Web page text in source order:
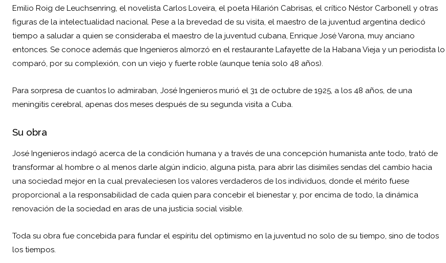
Emilio Roig de Leuchsenring, el novelista Carlos Loveira, el poeta Hilarión Cabrisas, el crítico Néstor Carbonell y otras
figuras de la intelectualidad nacional. Pese a la brevedad de su visita, el maestro de la juventud argentina dedicó
tiempo a saludar a quien se consideraba el maestro de la juventud cubana, Enrique José Varona, muy anciano
entonces. Se conoce además que Ingenieros almorzó en el restaurante Lafayette de la Habana Vieja y un periodista lo
comparó, por su complexión, con un viejo y fuerte roble (aunque tenía solo 48 años).
Para sorpresa de cuantos lo admiraban, José Ingenieros murió el 31 de octubre de 1925, a los 48 años, de una
meningitis cerebral, apenas dos meses después de su segunda visita a Cuba.
Su obra
José Ingenieros indagó acerca de la condición humana y a través de una concepción humanista ante todo, trató de
transformar al hombre o al menos darle algún indicio, alguna pista, para abrir las disímiles sendas del cambio hacia
una sociedad mejor en la cual prevaleciesen los valores verdaderos de los individuos, donde el mérito fuese
proporcional a la responsabilidad de cada quien para concebir el bienestar y, por encima de todo, la dinámica
renovación de la sociedad en aras de una justicia social visible.
Toda su obra fue concebida para fundar el espíritu del optimismo en la juventud no solo de su tiempo, sino de todos
los tiempos.